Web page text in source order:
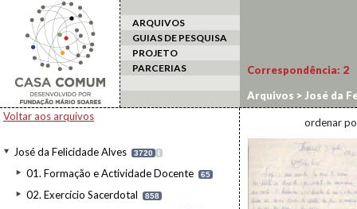
ARQUIVOS
GUIAS DE PESQUISA
PROJETO
PARCERIAS
Voltar aos arquivos
José da Felicidade Alves 3720 I
01. Formação e Actividade Docente 65
02. Exercício Sacerdotal 858
Correspondência: 2
Arquivos > José da
ordenar